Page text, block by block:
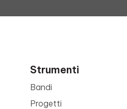
Strumenti
Bandi
Progetti